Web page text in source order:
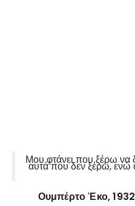
Μου φτάνει που ξέρω να
αυτά που δεν ξέρω, ενώ
Ουμπέρτο Έκο,